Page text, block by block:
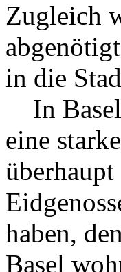
Zugleich
in die
In Basel
eine
haben,
Basel